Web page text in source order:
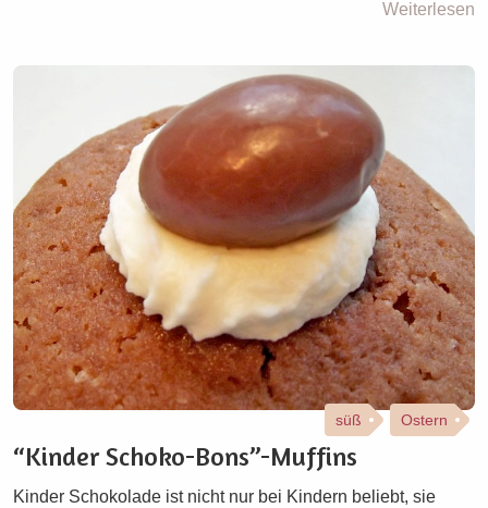
Weiterlesen
süß Ostern
“Kinder Schoko-Bons”-Muffins
Kinder Schokolade ist nicht nur bei Kindern beliebt, sie